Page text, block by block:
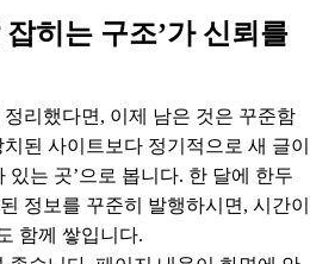
히는 구조’가 신뢰를
리했다면, 이제 남은 것은 꾸준함
된 사이트보다 정기적으로 새 글이
있는 곳’으로 봅니다. 한 달에 한두
정보를 꾸준히 발행하시면, 시간이
함께 쌓입니다.